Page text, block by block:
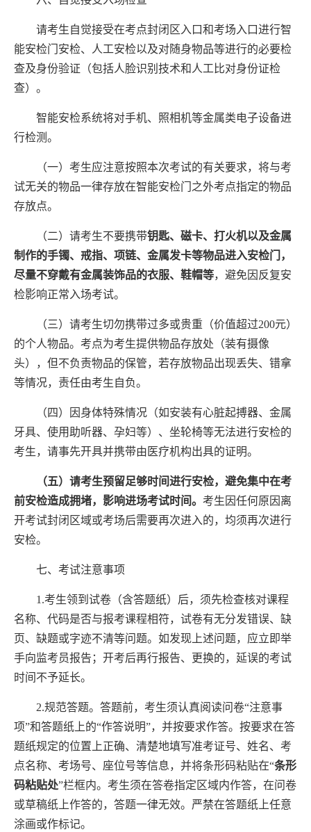
请考生自觉接受在考点封闭区入口和考场入口进行智
能安检门安检、人工安检以及对随身物品等进行的必要检
查及身份验证（包括人脸识别技术和人工比对身份证检
查）。
智能安检系统将对手机、照相机等金属类电子设备进
行检测。
（一）考生应注意按照本次考试的有关要求，将与考
试无关的物品一律存放在智能安检门之外考点指定的物品
存放点。
（二）请考生不要携带钥匙、磁卡、打火机以及金属
制作的手镯、戒指、项链、金属发卡等物品进入安检门，
尽量不穿戴有金属装饰品的衣服、鞋帽等，避免因反复安
检影响正常入场考试。
（三）请考生切勿携带过多或贵重（价值超过200元）
的个人物品。考点为考生提供物品存放处（装有摄像
头），但不负责物品的保管，若存放物品出现丢失、错拿
等情况，责任由考生自负。
（四）因身体特殊情况（如安装有心脏起搏器、金属
牙具、使用助听器、孕妇等）、坐轮椅等无法进行安检的
考生，请事先开具并携带由医疗机构出具的证明。
（五） 请考生预留足够时间进行安检，避免集中在考
前安检造成拥堵，影响进场考试时间。 考生因任何原因离
开考试封闭区域或考场后需要再次进入的，均须再次进行
安检。
七、考试注意事项
1.考生领到 试卷 （含答题纸） 后， 须先检查核对课程
名称、代码是否与报考课程相符， 试卷有无分发错误、缺
页、缺题或字迹不清等问题。如发现上述问题， 应立 即举
手向监考员报告 ； 开考后再行报告、更换的，延误的考试
时间不予延长。
2.规范答题。答题前，考生须认真阅读问卷“注意事
项”和答题纸上的“作答说明”，并按要求作答。按要求在答
题纸规定的位置上正确、清楚地填写准考证号、姓名、考
点名称、考场号、座位号等信息，并将条形码粘贴在“条形
码粘贴处”栏框内。考生须在答卷指定区域内作答，在问卷
或草稿纸上作答的，答题一律无效。严禁在答题纸上任意
涂画或作标记。